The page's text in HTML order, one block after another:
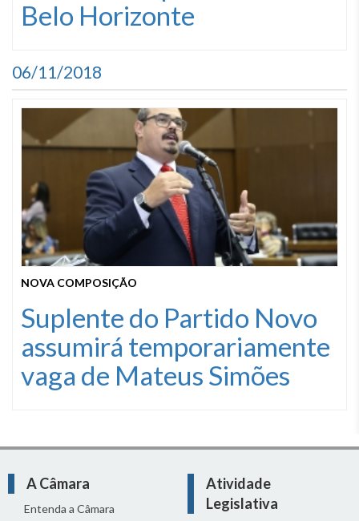
Belo Horizonte
06/11/2018
NOVA COMPOSIÇÃO
Suplente do Partido Novo
assumirá temporariamente
vaga de Mateus Simões
A Câmara
Entenda a Câmara
Atividade
Legislativa